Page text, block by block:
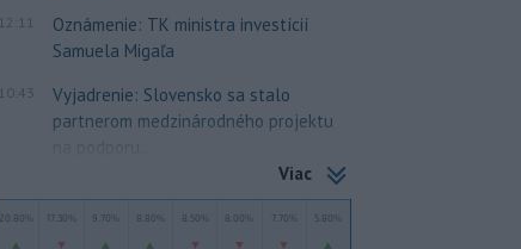
12:11
Oznámenie: TK ministra investícií
Samuela Migaľa
10:43
Vyjadrenie: Slovensko sa stalo
partnerom medzinárodného projektu
na podporu...
Viac